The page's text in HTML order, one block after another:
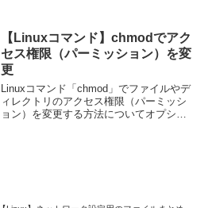
【Linuxコマンド】chmodでアク
セス権限（パーミッション）を変
更
Linuxコマンド「chmod」でファイルやデ
ィレクトリのアクセス権限（パーミッシ
ョン）を変更する方法についてオプショ